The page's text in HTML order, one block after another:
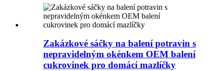
Zakázkové sáčky na balení potravin s
nepravidelným okénkem OEM balení
cukrovinek pro domácí mazlíčky